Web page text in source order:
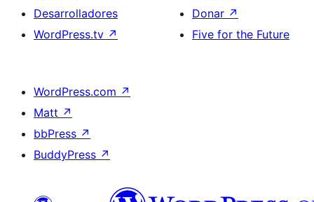
Desarrolladores
WordPress.tv ↗
Donar ↗
Five for the Future
WordPress.com ↗
Matt ↗
bbPress ↗
BuddyPress ↗